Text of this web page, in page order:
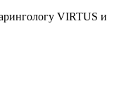
VIRTUS и